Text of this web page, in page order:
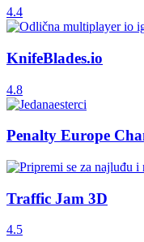
4.4
KnifeBlades.io
4.8
Penalty Europe
Traffic Jam 3D
4.5